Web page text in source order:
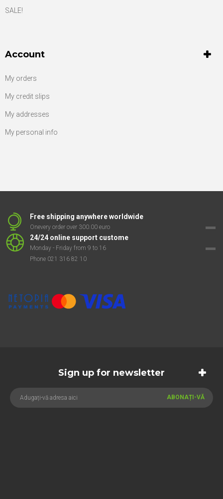
SALE!
Account
My orders
My credit slips
My addresses
My personal info
Free shipping anywhere worldwide
Onevery order over 300.00 euro
24/24 online support custome
Monday - Friday from 9 to 16
Phone 021 316 82 10
Sign up for newsletter
ABONAȚI-VĂ